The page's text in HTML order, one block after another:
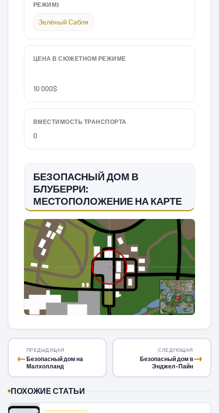
РЕЖИМ)
Зелёный Сабля
ЦЕНА В СЮЖЕТНОМ РЕЖИМЕ
10 000$
ВМЕСТИМОСТЬ ТРАНСПОРТА
0
БЕЗОПАСНЫЙ ДОМ В
БЛУБЕРРИ:
МЕСТОПОЛОЖЕНИЕ НА КАРТЕ
←
ПРЕДЫДУЩАЯ
Безопасный дом на
Малхолланд
→
СЛЕДУЮЩАЯ
Безопасный дом в
Энджел-Пайн
ПОХОЖИЕ СТАТЬИ